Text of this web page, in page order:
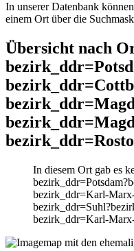
In unserer Datenbank
einem Ort über die
Übersicht nach
In diesem Ort gab es
bezirk_ddr=Karl-
bezirk_ddr=Karl-